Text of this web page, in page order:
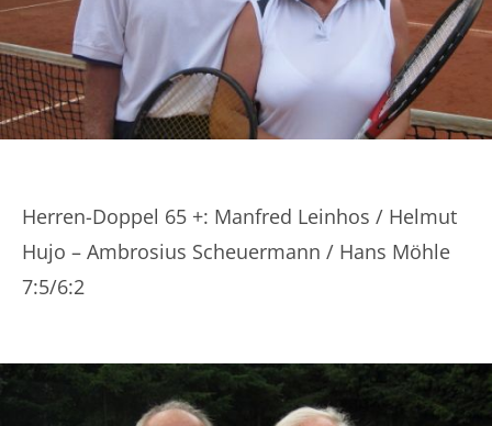
Herren-Doppel 65 +: Manfred Leinhos / Helmut
Hujo – Ambrosius Scheuermann / Hans Möhle
7:5/6:2